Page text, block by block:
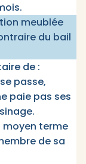
meublée
du bail
de :
passe,
paie pas ses
moyen terme
de sa